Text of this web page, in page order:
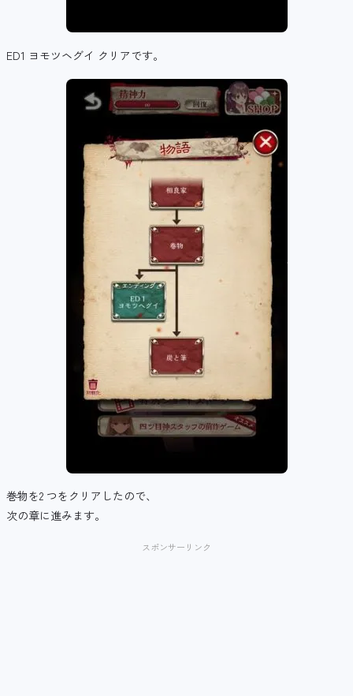
ED1 ヨモツヘグイ クリアです。
巻物を2 つをクリアしたので、
次の章に進みます。
スポンサーリンク